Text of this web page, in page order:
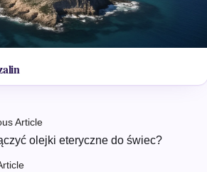
Article
olejki eteryczne do świec?